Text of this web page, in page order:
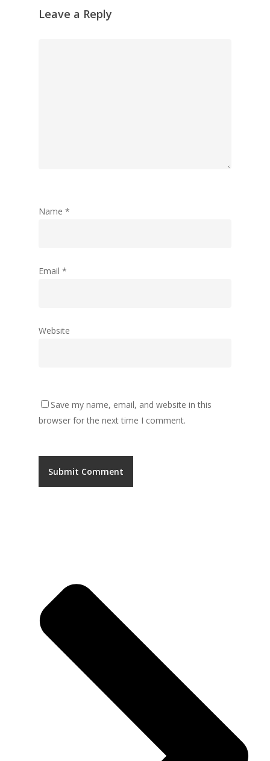
Leave a Reply
Name *
Email *
Website
Save my name, email, and website in this
browser for the next time I comment.